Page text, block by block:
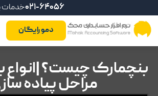
021-64056
دمو رایگان
بنچمارک چیست؟ |انواع
مراحل پیاده